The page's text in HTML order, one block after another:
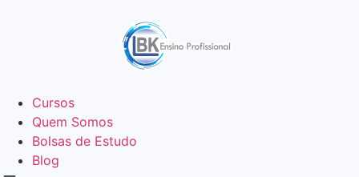
Cursos
Quem Somos
Bolsas de Estudo
Blog